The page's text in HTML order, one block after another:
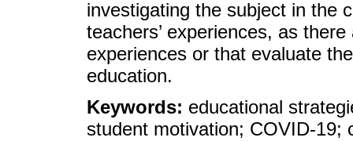
investigating the subject in the
teachers’ experiences, as
experiences or that evaluate
education.
Keywords: educational
student motivation; COVID-19;